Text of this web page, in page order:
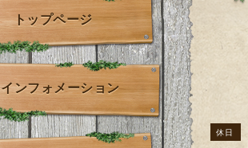
休日
トップページ
インフォメーション